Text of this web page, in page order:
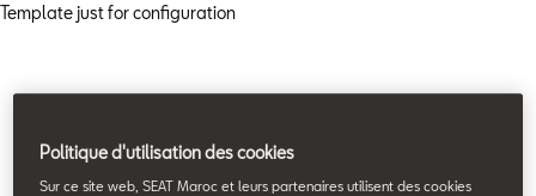
Template just for configuration
Politique d'utilisation des cookies
Sur ce site web, SEAT Maroc et leurs partenaires utilisent des cookies